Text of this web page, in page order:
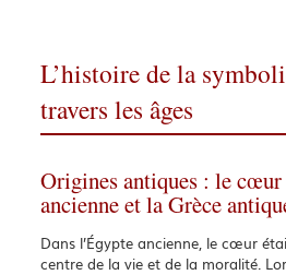
L’histoire de la
travers les âges
Origines antiques : le cœur
ancienne et la Grèce
Dans l’Égypte ancienne, le cœur
centre de la vie et de la moralité.